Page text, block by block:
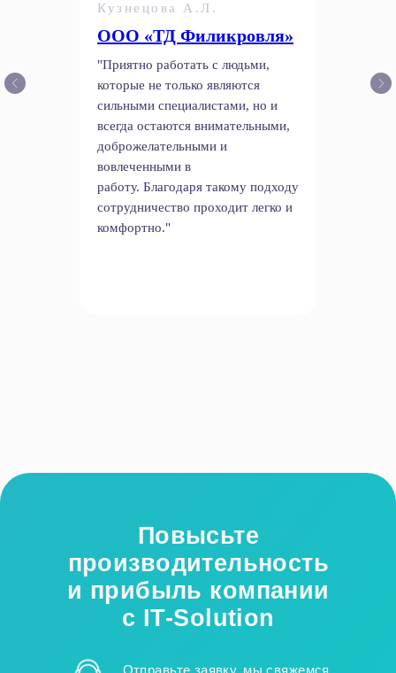
Кузнецова А.Л.
ООО «ТД Филикровля»
"Приятно работать с людьми,
которые не только являются
сильными специалистами, но и
всегда остаются внимательными,
доброжелательными и
вовлеченными в
работу. Благодаря такому подходу
сотрудничество проходит легко и
комфортно."